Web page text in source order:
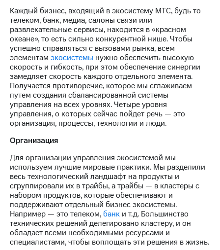
Документы
ПАО
"МТС"
Собрания
акционеров
Личный
кабинет
акционера
Акционерный
капитал
Контроль
и
аудит
акций
Описание
Программа
приобретения
Порядок
выкупа
акций
Дивиденды
Рынок
облигаций
Каждый бизнес, входящий в экосистему МТС, будь то
телеком, банк, медиа, салоны связи или
развлекательные сервисы, находится в «красном
океане», то есть сильно конкурентной нише. Чтобы
успешно справляться с вызовами рынка, всем
элементам экосистемы нужно обеспечить высокую
скорость и гибкость, при этом обеспечение синергии
замедляет скорость каждого отдельного элемента.
Получается противоречие, которое мы сглаживаем
путем создания сбалансированной системы
управления на всех уровнях. Четыре уровня
управления, о которых сейчас пойдет речь — это
организация, процессы, технологии и люди.
Организация
Для организации управления экосистемой мы
используем лучшие мировые практики. Мы разделили
весь технологический ландшафт на продукты и
сгруппировали их в трайбы, а трайбы — в кластеры с
набором продуктов, которые обеспечивают и
поддерживают отдельный бизнес экосистемы.
Например — это телеком, банк и т.д. Большинство
технических решений делегировано кластеру, и он
обладает всеми необходимыми ресурсами и
специалистами, чтобы воплощать эти решения в жизнь.